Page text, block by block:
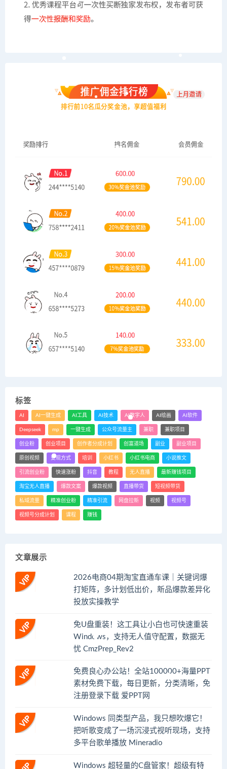
标签
AI AI一键生成 AI工具 AI技术 AI数字人 AI绘画 AI软件
Deepseek mp 一键生成 公众号流量主 兼职 兼职项目
创业粉 创业项目 创作者分成计划 创富道场 副业 副业项目
原创视频 变现方式 培训 小红书 小红书电商 小说推文
引流创业粉 快速涨粉 抖音 教程 无人直播 最新赚钱项目
淘宝无人直播 爆款文案 爆款视频 直播带货 短视频带货
私域流量 精准创业粉 精准引流 网盘拉新 视频 视频号
视频号分成计划 课程 赚钱
文章展示
2026电商04期淘宝直通车课｜关键词爆
打矩阵，多计划低出价，新品爆款差异化
投放实操教学
免U盘重装！这工具让小白也可快速重装
Windows，支持无人值守配置，数据无
忧 CmzPrep_Rev2
免费良心办公站！全站100000+海量PPT
素材免费下载，每日更新，分类清晰，免
注册登录下载 爱PPT网
Windows 同类型产品，我只想吹爆它！
把听歌变成了一场沉浸式视听现场，支持
多平台歌单播放 Mineradio
Windows 超轻量的C盘管家！超级有特